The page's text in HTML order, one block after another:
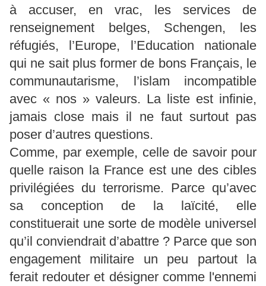
à accuser, en vrac, les services de
renseignement belges, Schengen, les
réfugiés, l’Europe, l’Education nationale
qui ne sait plus former de bons Français, le
communautarisme, l’islam incompatible
avec « nos » valeurs. La liste est infinie,
jamais close mais il ne faut surtout pas
poser d’autres questions.
Comme, par exemple, celle de savoir pour
quelle raison la France est une des cibles
privilégiées du terrorisme. Parce qu’avec
sa conception de la laïcité, elle
constituerait une sorte de modèle universel
qu’il conviendrait d’abattre ? Parce que son
engagement militaire un peu partout la
ferait redouter et désigner comme l'ennemi